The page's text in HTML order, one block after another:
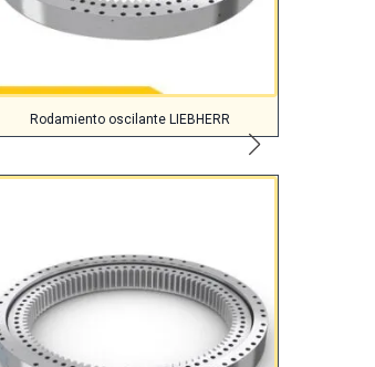
Rodamiento oscilante LIEBHERR